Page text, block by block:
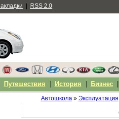
Автошкола» Эксплуатация
RSS 2.0
Путешествия История Бизнес